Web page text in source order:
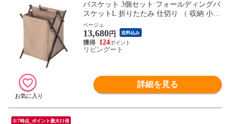
バスケット 3個セット フォールディングバ
スケットL 折りたたみ 仕切り （ 収納 小物
収納 大容量 ランドリーバスケット 深型 コ
ンパクト アウトドア 軽量 収納ケース 収納
ボックス 脱衣所 玄関収納 小物入れ リビン
グ収納 持ち運び ） 【ベージュ】
ベージュ
13,680円 送料込み
124
リビングート
詳細を見る
8/7時点_ポイント最大11倍